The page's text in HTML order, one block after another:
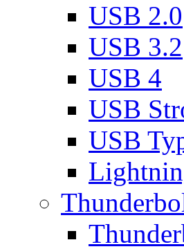
USB 2.0
USB 3.2
USB 4
USB
USB